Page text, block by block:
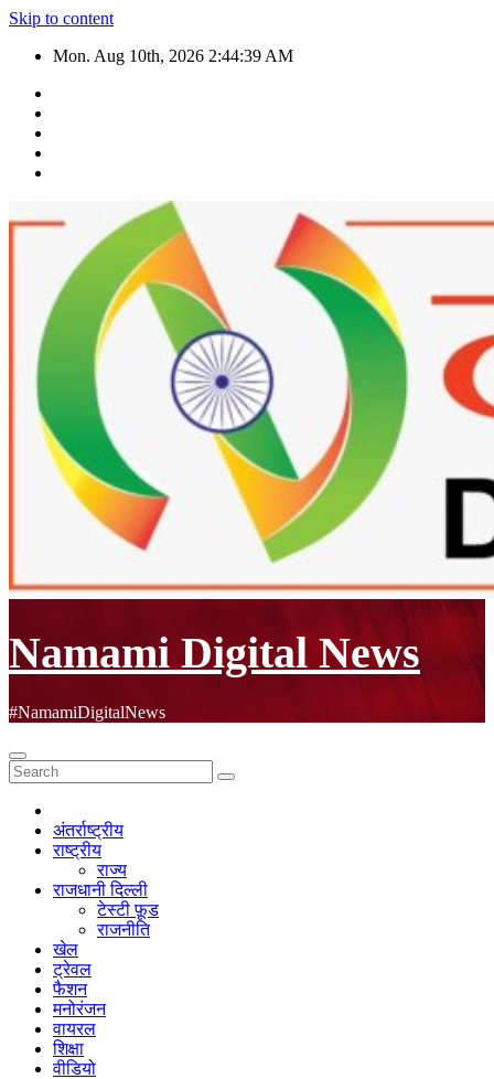
Skip to content
Mon. Aug 10th, 2026 2:44:41 AM
Namami Digital News
#NamamiDigitalNews
अंतर्राष्ट्रीय
राष्ट्रीय
राज्य
राजधानी दिल्ली
टेस्टी फ़ूड
राजनीति
खेल
ट्रेवल
फैशन
मनोरंजन
वायरल
शिक्षा
वीडियो